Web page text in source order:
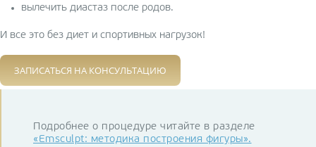
вылечить диастаз после родов.
И все это без диет и спортивных нагрузок!
ЗАПИСАТЬСЯ НА КОНСУЛЬТАЦИЮ
Подробнее о процедуре читайте в разделе
«Emsculpt: методика построения фигуры».